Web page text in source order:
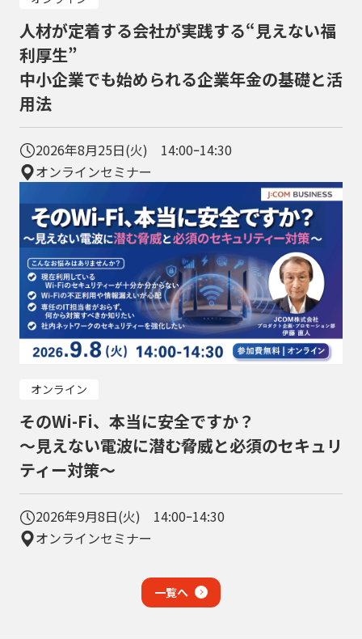
人材が定着する会社が実践する“見えない福
利厚生”
中小企業でも始められる企業年金の基礎と活
用法
2026年8月25日(火) 14:00ｰ14:30
オンラインセミナー
オンライン
そのWi-Fi、本当に安全ですか？
～見えない電波に潜む脅威と必須のセキュリ
ティー対策～
2026年9月8日(火) 14:00ｰ14:30
オンラインセミナー
一覧へ